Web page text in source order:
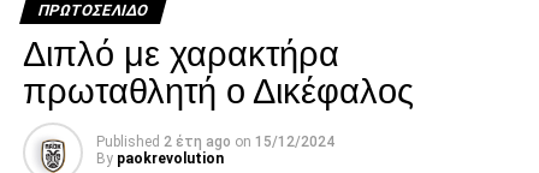
Facebook
Twitter
Email
RELATED TOPICS:
UP NEXT
Τσίπρας: Στη Βουλή το νομοσχέδιο για τα χρέη
ΠΡΩΤΟΣΈΛΙΔΟ
Διπλό με χαρακτήρα
πρωταθλητή ο Δικέφαλος
Published 2 έτη ago on 15/12/2024
By paokrevolution